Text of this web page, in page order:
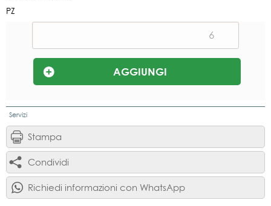
PZ
Servizi
Stampa
Condividi
Richiedi informazioni con WhatsApp